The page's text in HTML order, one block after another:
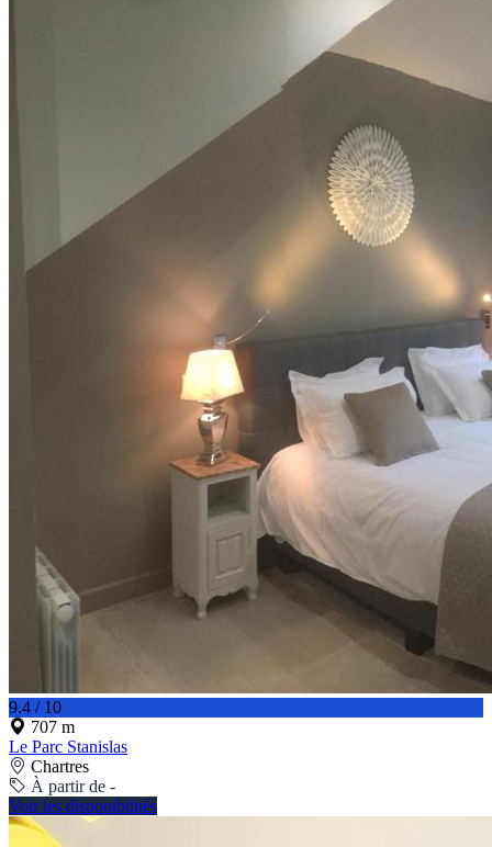
9.4 / 10
707 m
Le Parc Stanislas
Chartres
À partir de -
Voir les disponibilités